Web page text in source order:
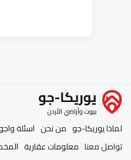
لماذا يوريكا-جو من نحن اسئلة
تواصل معنا معلومات عقارية